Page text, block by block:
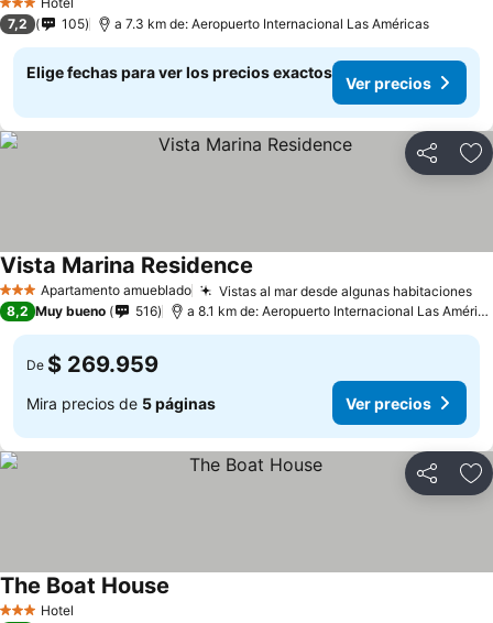
3 Estrellas
7,2
105 a 7.3 km de: Aeropuerto Internacional Las Américas
Elige fechas para ver los precios exactos
Ver precios
Compartir
3 EstrellasApartamento amueblado Vistas al mar desde algunas habitaciones
Vista Marina Residence
8,2 Muy bueno 516 a 8.1 km de: Aeropuerto Internacional Las Américas
De $ 269.959
Mira precios de 5 páginas Ver precios
Compartir
3 Estrellas
Hotel
The Boat House